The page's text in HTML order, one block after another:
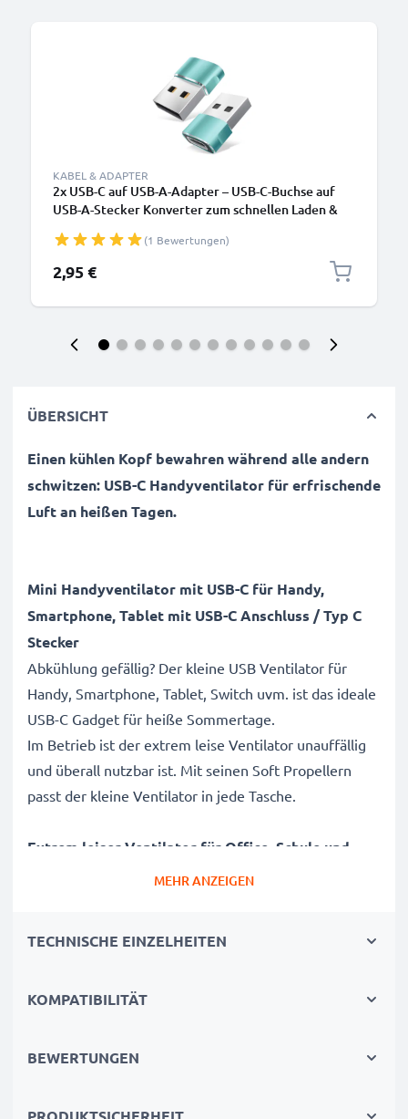
KABEL & ADAPTER
2x USB-C auf USB-A-Adapter – USB-C-Buchse auf
USB-A-Stecker Konverter zum schnellen Laden &
Galaxy, Telefon, Tablet, Laptop - grün
(1 Bewertungen)
2,95 €
ÜBERSICHT
Einen kühlen Kopf bewahren während alle andern
schwitzen: USB-C Handyventilator für erfrischende
Luft an heißen Tagen.
Mini Handyventilator mit USB-C für Handy,
Smartphone, Tablet mit USB-C Anschluss / Typ C
Stecker
Abkühlung gefällig? Der kleine USB Ventilator für
Handy, Smartphone, Tablet, Switch uvm. ist das ideale
USB-C Gadget für heiße Sommertage.
Im Betrieb ist der extrem leise Ventilator unauffällig
und überall nutzbar ist. Mit seinen Soft Propellern
passt der kleine Ventilator in jede Tasche.
Extrem leiser Ventilator für Office, Schule und
Büro - Kraftvoll, energieeffizient, effektiv
Anschluss
Büro und Schule (Mobile Phone Cooling Fan)
Stromverbrauch trotz maximaler Leistung
MEHR ANZEIGEN
TECHNISCHE EINZELHEITEN
KOMPATIBILITÄT
BEWERTUNGEN